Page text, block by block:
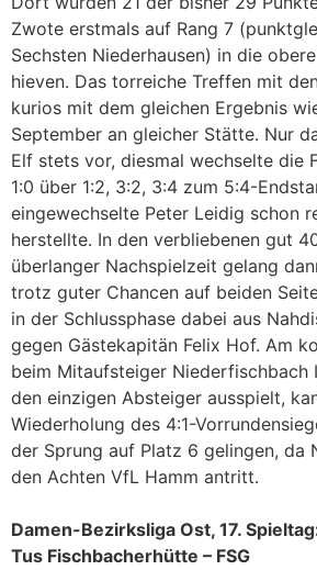
Zwote erstmals auf Rang 7
Sechsten Niederhausen) in die
hieven. Das torreiche Treffen mit
kurios mit dem gleichen Ergebnis
September an gleicher Stätte. Nur
Elf stets vor, diesmal wechselte die
1:0 über 1:2, 3:2, 3:4 zum 5:4-
eingewechselte Peter Leidig schon
herstellte. In den verbliebenen gut
überlanger Nachspielzeit gelang
trotz guter Chancen auf beiden
in der Schlussphase dabei aus
gegen Gästekapitän Felix Hof. Am
beim Mitaufsteiger Niederfischbach
den einzigen Absteiger ausspielt,
Wiederholung des 4:1-
der Sprung auf Platz 6 gelingen, da
den Achten VfL Hamm antritt.
Damen-Bezirksliga Ost, 17.
Tus Fischbacherhütte – FSG